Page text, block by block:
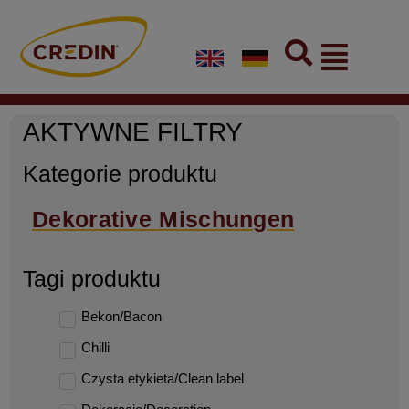
content
Flyout
Menu
AKTYWNE FILTRY
Kategorie produktu
Dekorative Mischungen
Tagi produktu
Bekon/Bacon
Chilli
Czysta etykieta/Clean label